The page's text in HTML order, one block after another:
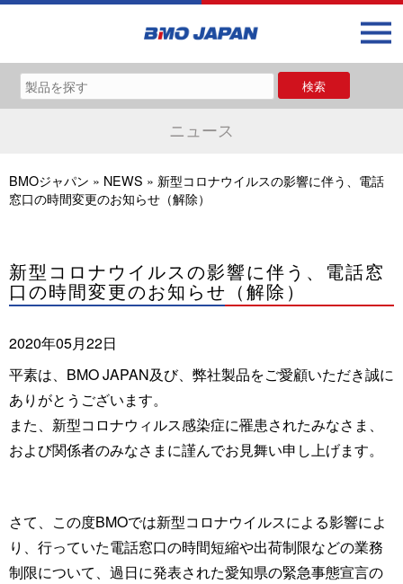
ニュース
BMOジャパン » NEWS » 新型コロナウイルスの影響に伴う、電話
窓口の時間変更のお知らせ（解除）
新型コロナウイルスの影響に伴う、電話窓
口の時間変更のお知らせ（解除）
2020年05月22日
平素は、BMO JAPAN及び、弊社製品をご愛顧いただき誠に
ありがとうございます。
また、新型コロナウィルス感染症に罹患されたみなさま、
および関係者のみなさまに謹んでお見舞い申し上げます。
さて、この度BMOでは新型コロナウイルスによる影響によ
り、行っていた電話窓口の時間短縮や出荷制限などの業務
制限について、過日に発表された愛知県の緊急事態宣言の